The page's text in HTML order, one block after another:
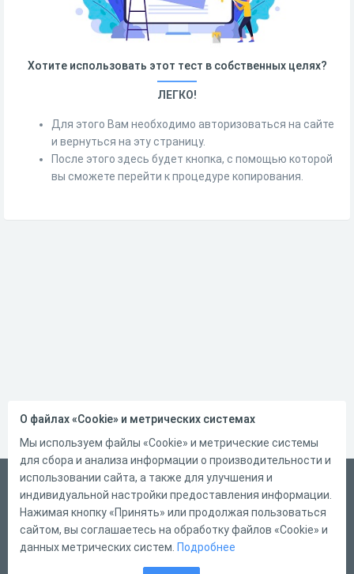
Хотите использовать этот тест в собственных целях?
ЛЕГКО!
Для этого Вам необходимо авторизоваться на сайте
и вернуться на эту страницу.
После этого здесь будет кнопка, с помощью которой
вы сможете перейти к процедуре копирования.
Русский
Справка
Форма обратной связи
О файлах «Cookie» и метрических системах
Мы используем файлы «Cookie» и метрические системы
для сбора и анализа информации о производительности и
использовании сайта, а также для улучшения и
индивидуальной настройки предоставления информации.
Нажимая кнопку «Принять» или продолжая пользоваться
сайтом, вы соглашаетесь на обработку файлов «Cookie» и
данных метрических систем. Подробнее